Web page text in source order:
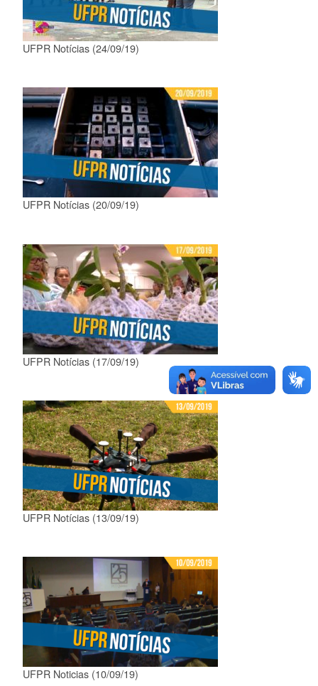
UFPR Notícias (24/09/19)
UFPR Notícias (20/09/19)
UFPR Notícias (17/09/19)
UFPR Notícias (13/09/19)
UFPR Noticias (10/09/19)